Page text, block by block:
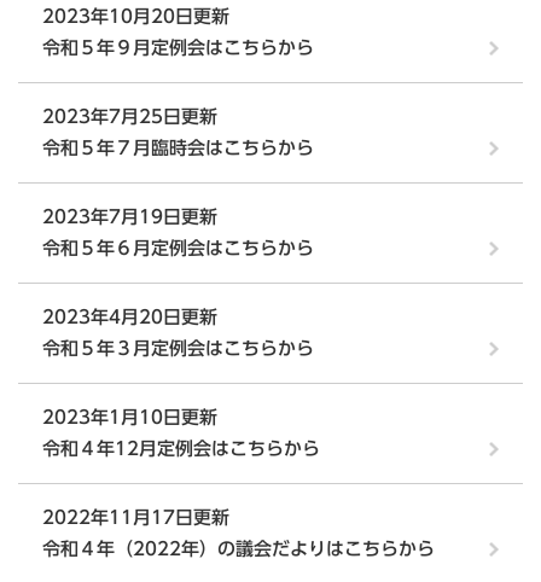
2023年10月20日更新
令和５年９月定例会はこちらから
2023年7月25日更新
令和５年７月臨時会はこちらから
2023年7月19日更新
令和５年６月定例会はこちらから
2023年4月20日更新
令和５年３月定例会はこちらから
2023年1月10日更新
令和４年12月定例会はこちらから
2022年11月17日更新
令和４年（2022年）の議会だよりはこちらから